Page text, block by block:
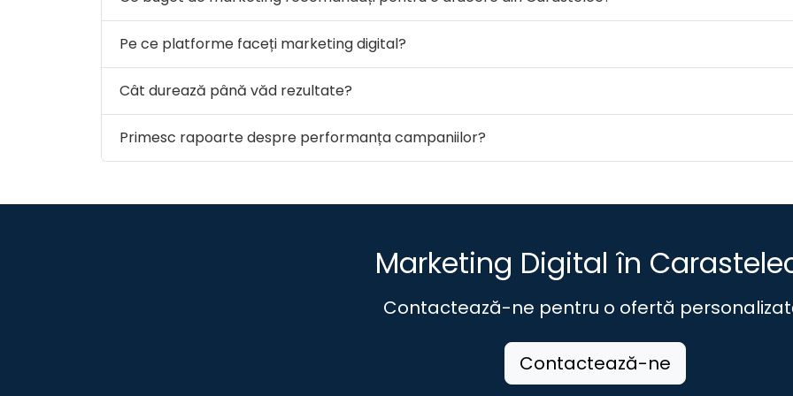
Pe ce platforme faceți marketing digital?
Cât durează până văd rezultate?
Primesc rapoarte despre performanța campaniilor?
Marketing Digital în
Contactează-ne pentru o ofertă
Contactează-ne